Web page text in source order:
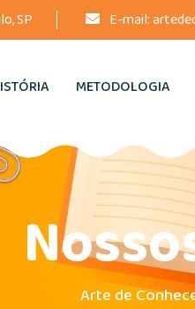
SP E-mail:
METODOLOGIA
Arte de